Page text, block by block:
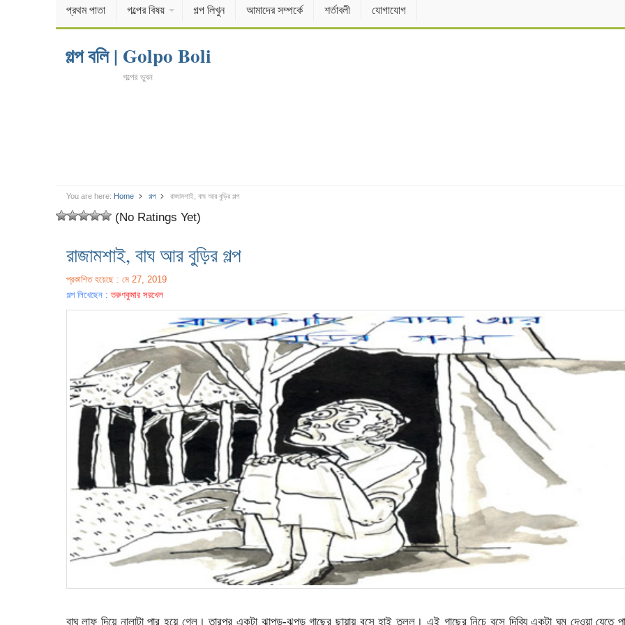
প্রথম পাতা গল্পের বিষয় গল্প লিখুন আমাদের সম্পর্কে শর্তাবলী যোগাযোগ
গল্প বলি | Golpo Boli
গল্পের ভুবন
You are here: Home গল্প রাজামশাই, বাঘ আর বুড়ির গল্প
(No Ratings Yet)
রাজামশাই, বাঘ আর বুড়ির গল্প
প্রকাশিত হয়েছে : মে 27, 2019
গল্প লিখেছেন :তরুণকুমার সরখেল
বাঘ লাফ দিয়ে নালাটা পার হয়ে গেল। তারপর একটা ঝাপুড়-ঝুপুড় গাছের ছায়ায় বসে হাই তুলল। এই গাছের নিচে বসে দিব্যি একটা ঘুম দেওয়া যেতে